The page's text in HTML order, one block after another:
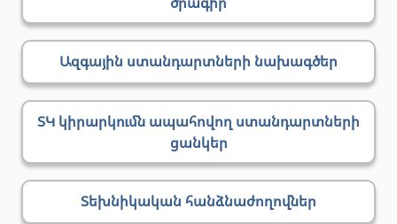
Ազգային ստանդարտների նախագծեր
ՏԿ կիրարկումն ապահովող ստանդարտների
ցանկեր
Տեխնիկական հանձնաժողովներ